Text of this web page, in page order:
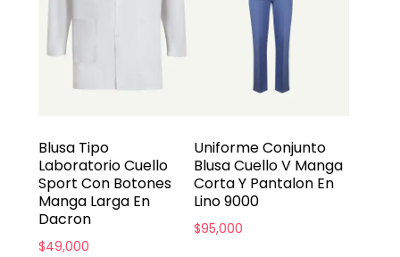
Blusa Tipo
Laboratorio Cuello
Sport Con Botones
Manga Larga En
Dacron
$49,000
Uniforme Conjunto
Blusa Cuello V Manga
Corta Y Pantalon En
Lino 9000
$95,000